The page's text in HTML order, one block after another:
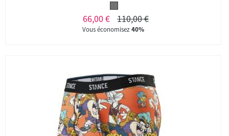
66,00 € 110,00 €
Vous économisez40%